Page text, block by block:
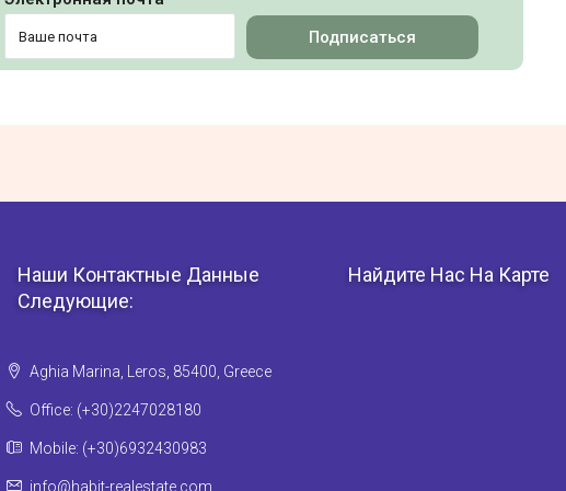
Подписаться
Наши Контактные Данные
Следующие:
Aghia Marina, Leros, 85400, Greece
Office: (+30)2247028180
Mobile: (+30)6932430983
info@habit-realestate.com
Найдите Нас На Карте